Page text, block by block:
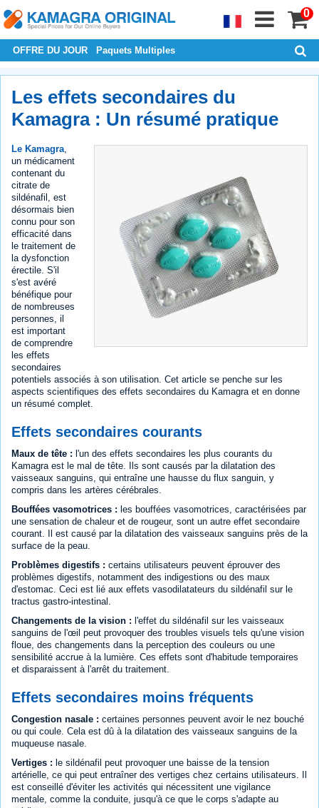
0
OFFRE DU JOUR Paquets Multiples
Les effets secondaires du
Kamagra : Un résumé pratique
Le Kamagra
un médicament
contenant du
citrate de
sildénafil, est
désormais bien
connu pour son
efficacité dans
le traitement de
la dysfonction
érectile. S'il
s'est avéré
bénéfique pour
de nombreuses
personnes, il
est important
de comprendre
les effets
secondaires
potentiels associés à son utilisation. Cet article se penche sur les
aspects scientifiques des effets secondaires du Kamagra et en donne
un résumé complet.
Effets secondaires courants
Maux de tête : l'un des effets secondaires les plus courants du
Kamagra est le mal de tête. Ils sont causés par la dilatation des
vaisseaux sanguins, qui entraîne une hausse du flux sanguin, y
compris dans les artères cérébrales.
Bouffées vasomotrices : les bouffées vasomotrices, caractérisées par
une sensation de chaleur et de rougeur, sont un autre effet secondaire
courant. Il est causé par la dilatation des vaisseaux sanguins près de la
surface de la peau.
Problèmes digestifs : certains utilisateurs peuvent éprouver des
problèmes digestifs, notamment des indigestions ou des maux
d'estomac. Ceci est lié aux effets vasodilatateurs du sildénafil sur le
tractus gastro-intestinal.
Changements de la vision : l'effet du sildénafil sur les vaisseaux
sanguins de l'œil peut provoquer des troubles visuels tels qu'une vision
floue, des changements dans la perception des couleurs ou une
sensibilité accrue à la lumière. Ces effets sont d'habitude temporaires
et disparaissent à l'arrêt du traitement.
Effets secondaires moins fréquents
Congestion nasale : certaines personnes peuvent avoir le nez bouché
ou qui coule. Cela est dû à la dilatation des vaisseaux sanguins de la
muqueuse nasale.
Vertiges : le sildénafil peut provoquer une baisse de la tension
artérielle, ce qui peut entraîner des vertiges chez certains utilisateurs. Il
est conseillé d'éviter les activités qui nécessitent une vigilance
mentale, comme la conduite, jusqu'à ce que le corps s'adapte au